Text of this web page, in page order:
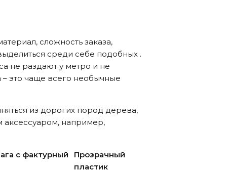
сложность заказа,
среди себе подобных .
не раздают у метро и не
– это чаще всего необычные
из дорогих пород дерева,
аксессуаром, например,
с фактурный
Прозрачный
пластик